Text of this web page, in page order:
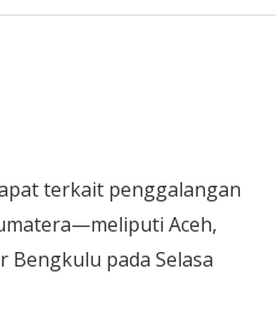
terkait penggalangan
Aceh,
pada Selasa